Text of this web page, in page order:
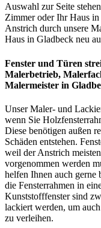
Auswahl zur Seite
Zimmer oder Ihr Haus
Anstrich durch unsere
Haus in Gladbeck neu
Fenster und Türen
Malerbetrieb,
Malermeister in
Unser Maler- und
wenn Sie
Diese benötigen außen
Schäden entstehen.
weil der Anstrich
vorgenommen werden
helfen Ihnen auch gerne
die Fensterrahmen in
Kunststofffenster sind
lackiert werden, um
zu verleihen.